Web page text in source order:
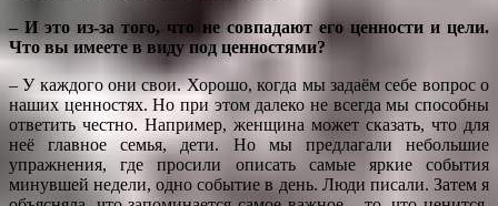
– И это из-за того, что не совпадают его ценности и цели.
Что вы имеете в виду под ценностями?
– У каждого они свои. Хорошо, когда мы задаём себе вопрос о
наших ценностях. Но при этом далеко не всегда мы способны
ответить честно. Например, женщина может сказать, что для
неё главное семья, дети. Но мы предлагали небольшие
упражнения, где просили описать самые яркие события
минувшей недели, одно событие в день. Люди писали. Затем я